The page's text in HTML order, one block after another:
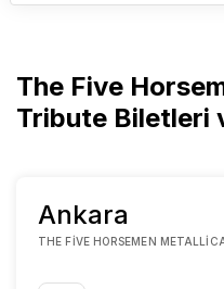
The Five
Tribute Biletleri
Ankara
THE FIVE HORSEMEN